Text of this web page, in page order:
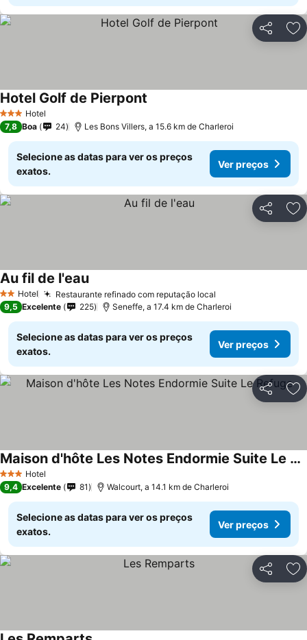
Partilhar
3 EstrelasHotel
Hotel Golf de Pierpont
7,8 Boa 24 Les Bons Villers, a 15.6 km de Charleroi
Selecione as datas para ver os preços
exatos.
Ver preços
Partilhar
2 Estrelas
Hotel Restaurante refinado com reputação local
Au fil de l'eau
9,5 Excelente 225 Seneffe, a 17.4 km de Charleroi
Selecione as datas para ver os preços
exatos.
Ver preços
Partilhar
3 EstrelasHotel
Maison d'hôte Les Notes Endormie Suite Le Refuge
9,4 Excelente 81 Walcourt, a 14.1 km de Charleroi
Selecione as datas para ver os preços
exatos.
Ver preços
Partilhar